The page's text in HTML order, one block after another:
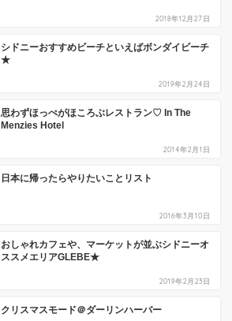
2018年12月27日
シドニーおすすめビーチといえばボンダイビーチ
★
2019年2月24日
思わずほっぺがほころぶレストラン♡ In The
Menzies Hotel
2014年2月1日
日本に帰ったらやりたいことリスト
2016年3月10日
おしゃれカフェや、マーケットが並ぶシドニーオ
ススメエリアGLEBE★
2019年2月23日
クリスマスモード＠ダーリンハーバー